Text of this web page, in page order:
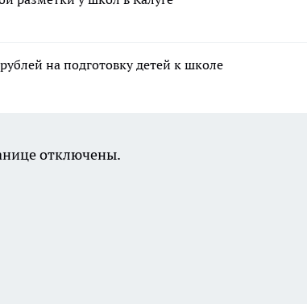
на подготовку детей к школе
отключены.